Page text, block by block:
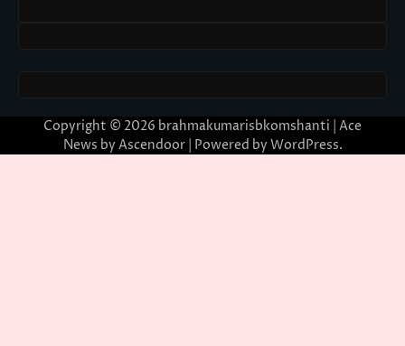
Copyright © 2026 brahmakumarisbkomshanti | Ace
News by Ascendoor| Powered by WordPress.